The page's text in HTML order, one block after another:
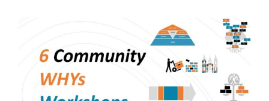
Canevas
des
POURQUOI
Projet